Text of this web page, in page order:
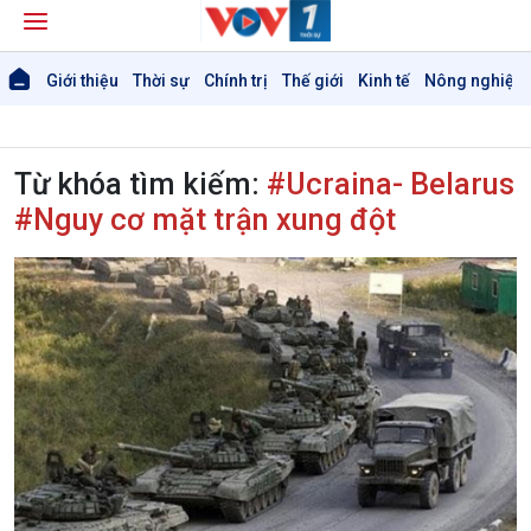
Giới thiệu Thời sự Chính trị Thế giới Kinh tế Nông nghiệp
Thời sự 6h
Thời sự 12h
Thời sự 18h
Thời sự 21h30
Bản tin
Chuyên mục
Theo dòng Thời sự
Chính trị
Thế giới
Từ khóa tìm kiếm: #Ucraina- Belarus
#Nguy cơ mặt trận xung đột